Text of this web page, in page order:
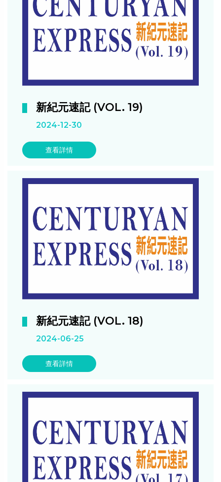
新紀元速記 (VOL. 19)
2024-12-30
查看詳情
新紀元速記 (VOL. 18)
2024-06-25
查看詳情